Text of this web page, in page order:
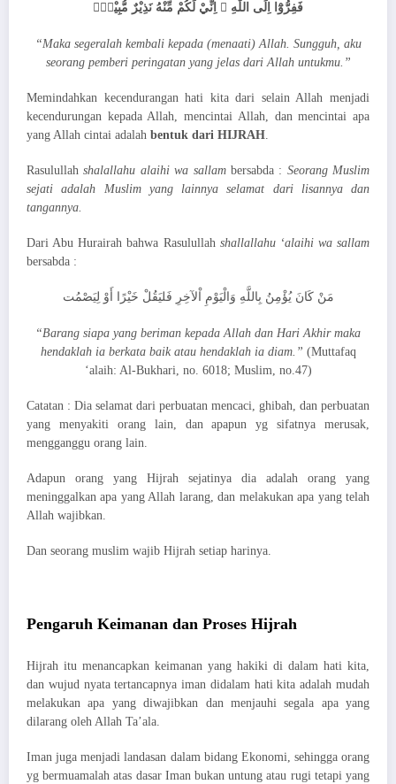
فَفِرُّوْٓا اِلَى اللّٰهِ ۗ اِنِّيْ لَكُمْ مِّنْهُ نَذِيْرٌ مُّبِيْنٌۚ
“Maka segeralah kembali kepada (menaati) Allah. Sungguh, aku
seorang pemberi peringatan yang jelas dari Allah untukmu.”
Memindahkan kecendurangan hati kita dari selain Allah menjadi
kecendurungan kepada Allah, mencintai Allah, dan mencintai apa
yang Allah cintai adalah bentuk dari HIJRAH
Rasulullahshalallahu alaihi wa sallambersabda : Seorang Muslim
sejati adalah Muslim yang lainnya selamat dari lisannya dan
tangannya.
Dari Abu Hurairah bahwa Rasulullah shallallahu ‘alaihi wa sallam
bersabda :
مَنْ كَانَ يُؤْمِنُ بِاللَّهِ وَالْيَوْمِ اْلآخِرِ فَليَقُلْ خَيْرًا أَوْ لِيَصْمُت
“Barang siapa yang beriman kepada Allah dan Hari Akhir maka
hendaklah ia berkata baik atau hendaklah ia diam.” (Muttafaq
‘alaih: Al-Bukhari, no. 6018; Muslim, no.47)
Catatan : Dia selamat dari perbuatan mencaci, ghibah, dan perbuatan
yang menyakiti orang lain, dan apapun yg sifatnya merusak,
mengganggu orang lain.
Adapun orang yang Hijrah sejatinya dia adalah orang yang
meninggalkan apa yang Allah larang, dan melakukan apa yang telah
Allah wajibkan.
Dan seorang muslim wajib Hijrah setiap harinya.
Pengaruh Keimanan dan Proses Hijrah
Hijrah itu menancapkan keimanan yang hakiki di dalam hati kita,
dan wujud nyata tertancapnya iman didalam hati kita adalah mudah
melakukan apa yang diwajibkan dan menjauhi segala apa yang
dilarang oleh Allah Ta’ala.
Iman juga menjadi landasan dalam bidang Ekonomi, sehingga orang
yg bermuamalah atas dasar Iman bukan untung atau rugi tetapi yang